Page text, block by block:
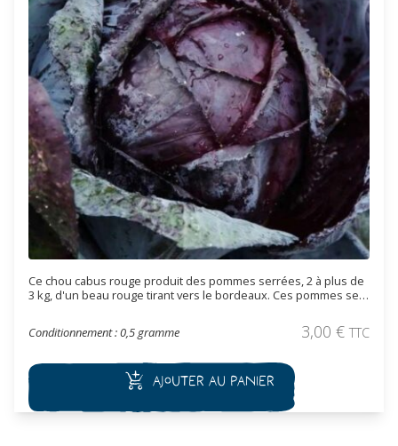
Ce chou cabus rouge produit des pommes serrées, 2 à plus de
3 kg, d'un beau rouge tirant vers le bordeaux. Ces pommes se
Conditionnement : 0,5 gramme 3,00 € TTC
Ajouter au panier